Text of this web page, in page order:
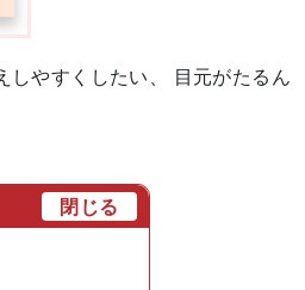
やすくしたい、 目元がたるん
閉じる